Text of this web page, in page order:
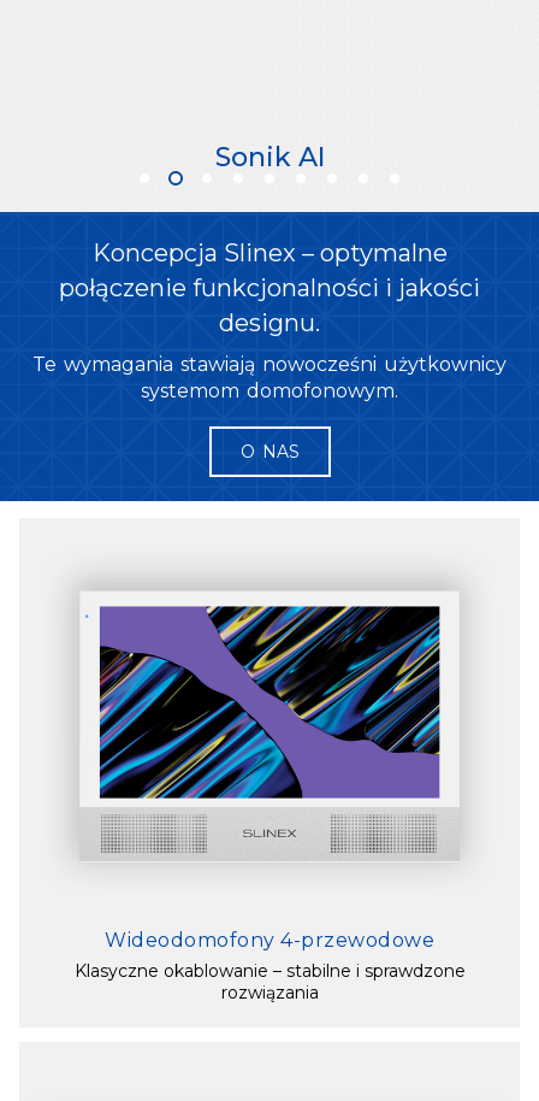
Sonik AI
Koncepcja Slinex – optymalne
połączenie funkcjonalności i jakości
designu.
Te wymagania stawiają nowocześni użytkownicy
systemom domofonowym.
O NAS
Wideodomofony 4-przewodowe
Klasyczne okablowanie – stabilne i sprawdzone
rozwiązania